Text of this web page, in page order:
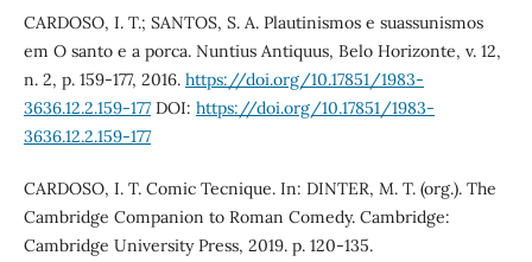
CARDOSO, I. T.; SANTOS, S. A. Plautinismos e suassunismos
em O santo e a porca. Nuntius Antiquus, Belo Horizonte, v. 12,
n. 2, p. 159-177, 2016. https://doi.org/10.17851/1983-
3636.12.2.159-177DOI: https://doi.org/10.17851/1983-
3636.12.2.159-177
CARDOSO, I. T. Comic Tecnique. In: DINTER, M. T. (org.). The
Cambridge Companion to Roman Comedy. Cambridge:
Cambridge University Press, 2019. p. 120-135.